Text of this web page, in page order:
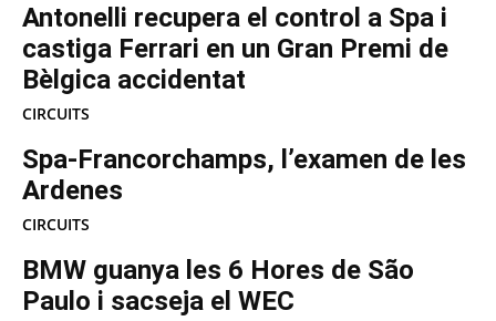
Antonelli recupera el control a Spa i
castiga Ferrari en un Gran Premi de
Bèlgica accidentat
CIRCUITS
Spa-Francorchamps, l’examen de les
Ardenes
CIRCUITS
BMW guanya les 6 Hores de São
Paulo i sacseja el WEC